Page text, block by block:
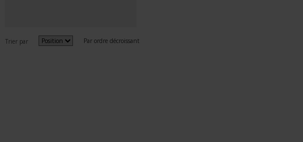
Trier par Par ordre décroissant